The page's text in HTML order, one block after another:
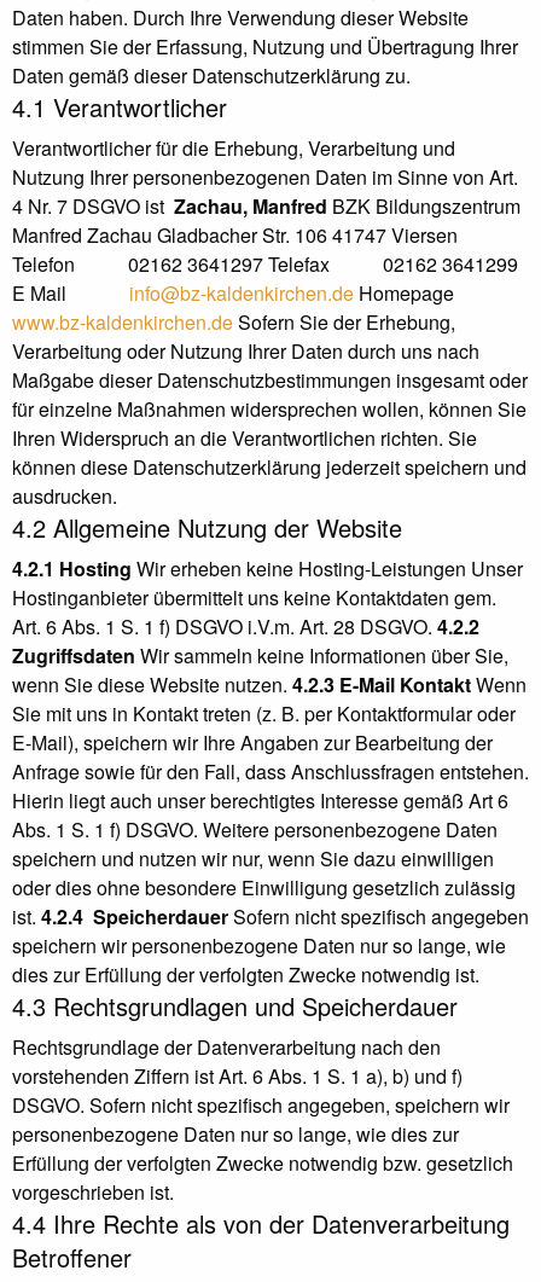
Daten haben. Durch Ihre Verwendung dieser Website
stimmen Sie der Erfassung, Nutzung und Übertragung Ihrer
Daten gemäß dieser Datenschutzerklärung zu.
4.1 Verantwortlicher
Verantwortlicher für die Erhebung, Verarbeitung und
Nutzung Ihrer personenbezogenen Daten im Sinne von Art.
4 Nr. 7 DSGVO ist Zachau, Manfred BZK Bildungszentrum
Manfred Zachau Gladbacher Str. 106 41747 Viersen
Telefon 02162 3641297 Telefax 02162 3641299
E Mail info@bz-kaldenkirchen.de Homepage
www.bz-kaldenkirchen.deSofern Sie der Erhebung,
Verarbeitung oder Nutzung Ihrer Daten durch uns nach
Maßgabe dieser Datenschutzbestimmungen insgesamt oder
für einzelne Maßnahmen widersprechen wollen, können Sie
Ihren Widerspruch an die Verantwortlichen richten. Sie
können diese Datenschutzerklärung jederzeit speichern und
ausdrucken.
4.2 Allgemeine Nutzung der Website
4.2.1 Hosting Wir erheben keine Hosting-Leistungen Unser
Hostinganbieter übermittelt uns keine Kontaktdaten gem.
Art. 6 Abs. 1 S. 1 f) DSGVO i.V.m. Art. 28 DSGVO. 4.2.2
Zugriffsdaten Wir sammeln keine Informationen über Sie,
wenn Sie diese Website nutzen. 4.2.3 E-Mail KontaktWenn
Sie mit uns in Kontakt treten (z. B. per Kontaktformular oder
E-Mail), speichern wir Ihre Angaben zur Bearbeitung der
Anfrage sowie für den Fall, dass Anschlussfragen entstehen.
Hierin liegt auch unser berechtigtes Interesse gemäß Art 6
Abs. 1 S. 1 f) DSGVO. Weitere personenbezogene Daten
speichern und nutzen wir nur, wenn Sie dazu einwilligen
oder dies ohne besondere Einwilligung gesetzlich zulässig
ist. 4.2.4 SpeicherdauerSofern nicht spezifisch angegeben
speichern wir personenbezogene Daten nur so lange, wie
dies zur Erfüllung der verfolgten Zwecke notwendig ist.
4.3 Rechtsgrundlagen und Speicherdauer
Rechtsgrundlage der Datenverarbeitung nach den
vorstehenden Ziffern ist Art. 6 Abs. 1 S. 1 a), b) und f)
DSGVO. Sofern nicht spezifisch angegeben, speichern wir
personenbezogene Daten nur so lange, wie dies zur
Erfüllung der verfolgten Zwecke notwendig bzw. gesetzlich
vorgeschrieben ist.
4.4 Ihre Rechte als von der Datenverarbeitung
Betroffener